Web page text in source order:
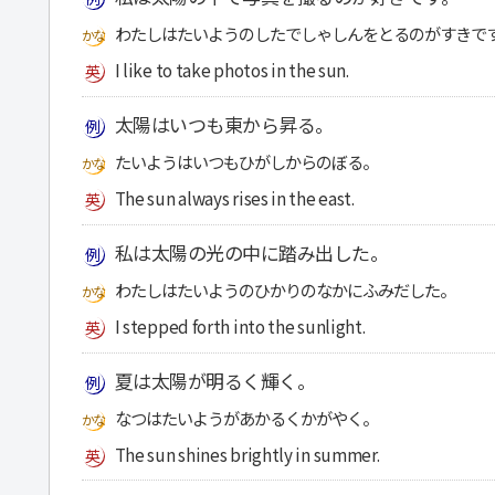
わたしはたいようのしたでしゃしんをとるのがすきで
I like to take photos in the sun.
太陽はいつも東から昇る。
たいようはいつもひがしからのぼる。
The sun always rises in the east.
私は太陽の光の中に踏み出した。
わたしはたいようのひかりのなかにふみだした。
I stepped forth into the sunlight.
夏は太陽が明るく輝く。
なつはたいようがあかるくかがやく。
The sun shines brightly in summer.